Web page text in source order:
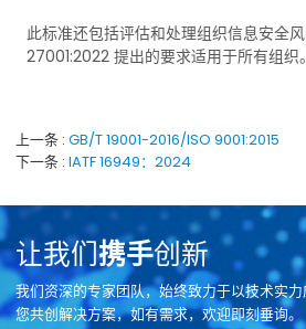
此标准还包括评估和处理组织信息安全
27001:2022 提出的要求适用于所有组织。
上一条 GB/T 19001-2016/ISO 9001:2015
下一条 IATF 16949：2024
让我们携手创新
我们资深的专家团队，始终致力于以技术实
您共创解决方案，如有需求，欢迎即刻垂询。